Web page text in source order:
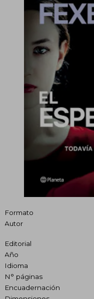
Formato
Autor
Editorial
Año
Idioma
N° páginas
Encuadernación